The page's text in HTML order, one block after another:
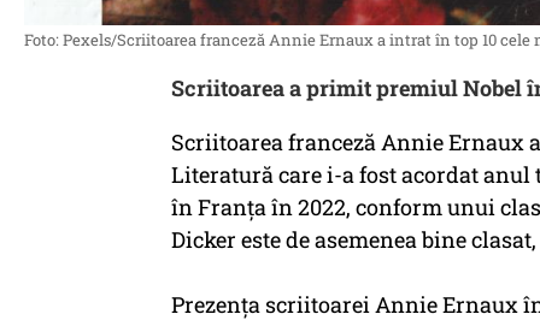
Foto: Pexels/Scriitoarea franceză Annie Ernaux a intrat în top 10
Scriitoarea a primit premiul Nobel
Scriitoarea franceză Annie
Literatură care i-a fost acordat
în Franţa în 2022, conform unui
Dicker este de asemenea bine
Prezenţa scriitoarei Annie Ernaux